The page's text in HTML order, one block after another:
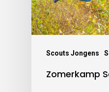
Scouts Jongens
Zomerkamp